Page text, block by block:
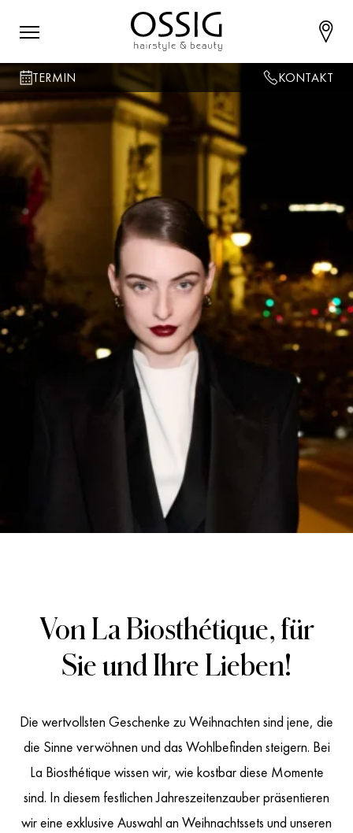
TERMIN KONTAKT
Von La Biosthétique, für
Sie und Ihre Lieben!
Die wertvollsten Geschenke zu Weihnachten sind jene, die
die Sinne verwöhnen und das Wohlbefinden steigern. Bei
La Biosthétique wissen wir, wie kostbar diese Momente
sind. In diesem festlichen Jahreszeitenzauber präsentieren
wir eine exklusive Auswahl an Weihnachtssets und unseren